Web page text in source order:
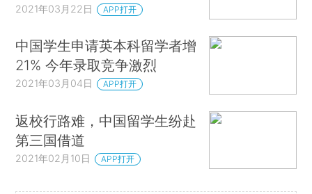
2021年03月22日 APP打开
中国学生申请英本科留学者增
21% 今年录取竞争激烈
2021年03月04日 APP打开
返校行路难，中国留学生纷赴
第三国借道
2021年02月10日 APP打开